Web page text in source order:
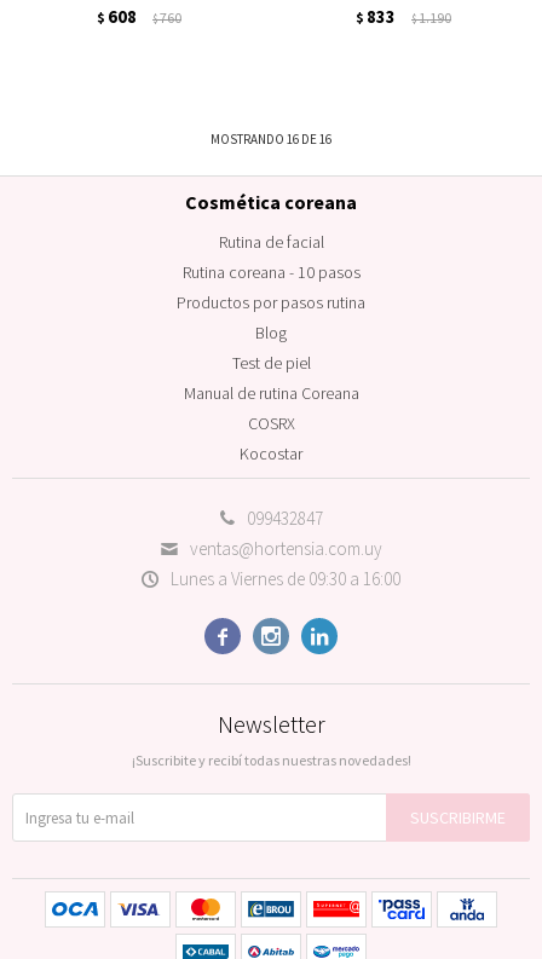
$ 608 $760 $ 833 $1.190
MOSTRANDO 16 DE16
099432847
ventas@hortensia.com.uy
Lunes a Viernes de 09:30 a 16:00
  
Cosmética coreana
Rutina de facial
Rutina coreana - 10 pasos
Productos por pasos rutina
Blog
Test de piel
Manual de rutina Coreana
COSRX
Kocostar
Newsletter
¡Suscribite y recibí todas nuestras novedades!
SUSCRIBIRME